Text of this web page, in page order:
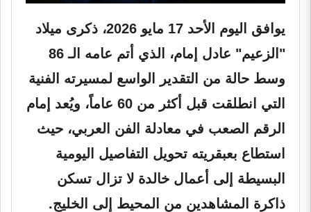
يوافق اليوم الأحد 17 مايو 2026، ذكرى ميلاد
"الزعيم" عادل إمام، الذي أتم عامه الـ 86
وسط حالة من التقدير الواسع لمسيرته الفنية
التي انطلقت قبل أكثر من 60 عاماً، ويُعد إمام
الرقم الصعب في معادلة الفن العربي، حيث
استطاع بعبقريته تحويل التفاصيل اليومية
البسيطة إلى أعمال خالدة لا تزال تسكن
ذاكرة المشاهدين من المحيط إلى الخليج.